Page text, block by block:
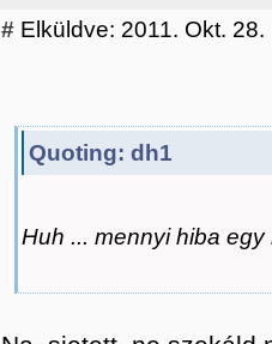
# Elküldve: 2011. Okt. 28.
Quoting: dh1
Huh ... mennyi hiba